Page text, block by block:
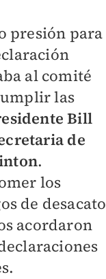
presión para
al comité
las
Bill
de
.
los
de desacato
acordaron